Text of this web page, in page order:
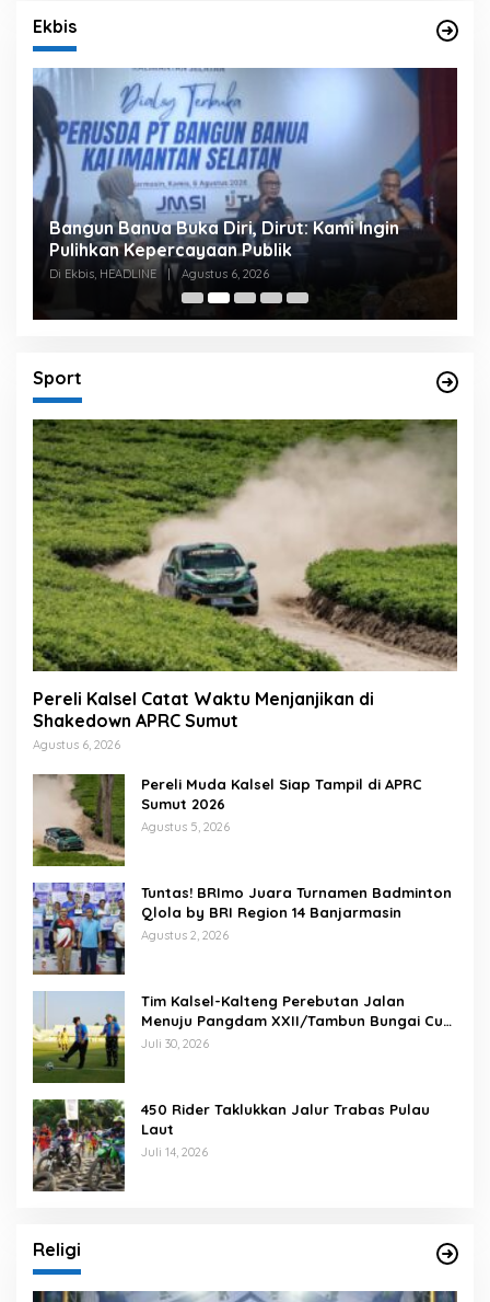
Ekbis
Bangun Banua Buka Diri, Dirut: Kami Ingin
Pulihkan Kepercayaan Publik
Di Ekbis, HEADLINE | Agustus 6, 2026
Sport
Pereli Kalsel Catat Waktu Menjanjikan di
Shakedown APRC Sumut
Agustus 6, 2026
Pereli Muda Kalsel Siap Tampil di APRC
Sumut 2026
Agustus 5, 2026
Tuntas! BRImo Juara Turnamen Badminton
Qlola by BRI Region 14 Banjarmasin
Agustus 2, 2026
Tim Kalsel-Kalteng Perebutan Jalan
Menuju Pangdam XXII/Tambun Bungai Cup
Banjarmasin
Juli 30, 2026
450 Rider Taklukkan Jalur Trabas Pulau
Laut
Juli 14, 2026
Religi